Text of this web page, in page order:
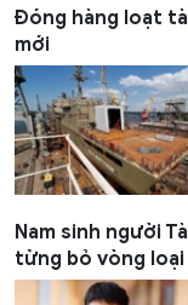
Đóng hàng loạt
mới
Nam sinh người
từng bỏ vòng loại